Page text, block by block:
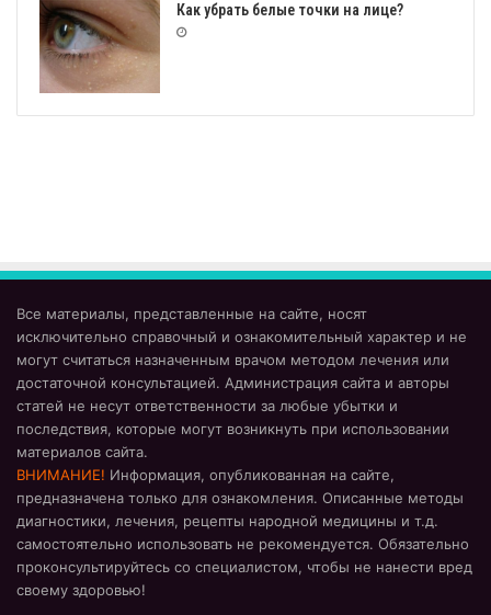
Как убрать белые точки на лице?
Все материалы, представленные на сайте, носят
исключительно справочный и ознакомительный характер и не
могут считаться назначенным врачом методом лечения или
достаточной консультацией. Администрация сайта и авторы
статей не несут ответственности за любые убытки и
последствия, которые могут возникнуть при использовании
материалов сайта.
ВНИМАНИЕ! Информация, опубликованная на сайте,
предназначена только для ознакомления. Описанные методы
диагностики, лечения, рецепты народной медицины и т.д.
самостоятельно использовать не рекомендуется. Обязательно
проконсультируйтесь со специалистом, чтобы не нанести вред
своему здоровью!